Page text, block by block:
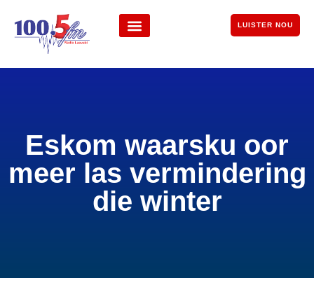
LUISTER NOU
Eskom waarsku oor
meer las vermindering
die winter